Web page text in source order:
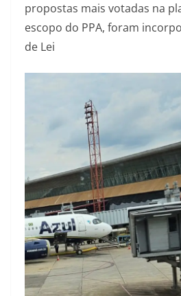
propostas mais votadas na
escopo do PPA, foram
de Lei